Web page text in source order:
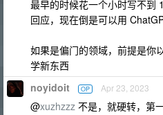
最早的时候花一个小时写不到
回应，现在倒是可以用
如果是偏门的领域，前提是你
学新东西
noyidoit OP Apr 23, 2023
@xuzhzzz 不是，就硬转，第